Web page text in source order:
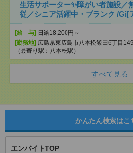
生活サポーター✨障がい者施設／
従／シニア活躍中・ブランク /Gi[
[給 与] 日給18,200円～
[勤務地] 広島県東広島市八本松飯田6丁目
（最寄り駅：八本松駅）
すべて見る
かんたん検索はこ
エンバイトTOP